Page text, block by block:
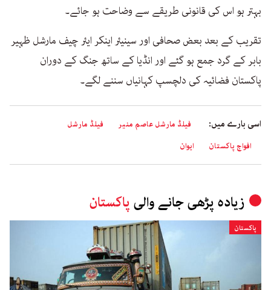
بہتر ہو اس کی قانونی طریقے سے وضاحت ہو جائے۔
تقریب کے بعد بعض صحافی اور سینیئر اینکر ایئر چیف مارشل ظہیر
بابر کے گرد جمع ہو گئے اور انڈیا کے ساتھ جنگ کے دوران
پاکستان فضائیہ کی دلچسپ کہانیاں سننے لگے۔
اسی بارے میں: فیلڈ مارشل عاصم منیر
فیلڈ مارشل
افواج پاکستان
ایوان
زیادہ پڑھی جانے والی پاکستان
پاکستان